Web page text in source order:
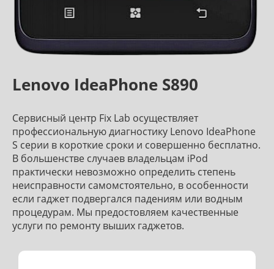
Lenovo IdeaPhone S890
Сервисный центр Fix Lab осуществляет
профессиональную диагностику Lenovo IdeaPhone
S серии в короткие сроки и совершенно бесплатно.
В большенстве случаев владельцам iPod
практически невозможно определить степень
неисправности самомстоятельно, в особенности
если гаджет подвергался падениям или водным
процедурам. Мы предостовляем качественные
услуги по ремонту выших гаджетов.